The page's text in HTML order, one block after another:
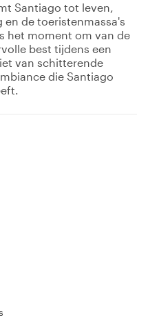
Santiago tot leven,
de toeristenmassa's
het moment om van de
best tijdens een
van schitterende
die Santiago